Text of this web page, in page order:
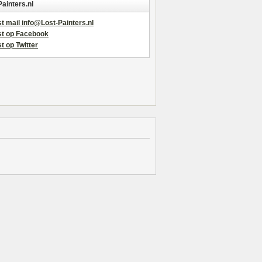
mail info@Lost-Painters.nl
op Facebook
op Twitter